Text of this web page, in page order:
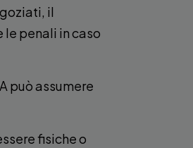
il
penali in caso
può assumere
fisiche o